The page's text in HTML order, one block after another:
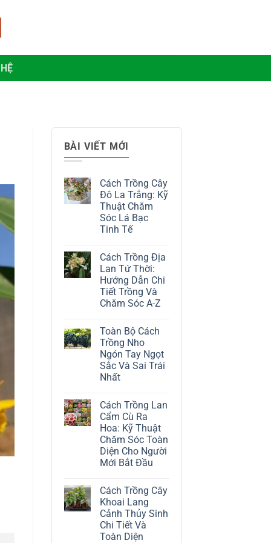
BÀI VIẾT MỚI
Cách Trồng Cây
Đô La Trắng: Kỹ
Thuật Chăm
Sóc Lá Bạc
Tinh Tế
bình
luận
ở
Cách
Trồng
Cây
Đô
Kỹ
Thuật
Chăm
Sóc
Lá
Bạc
Tinh
Cách Trồng Địa
Lan Tứ Thời:
Hướng Dẫn Chi
Tiết Trồng Và
Chăm Sóc A-Z
bình
luận
Cách
Trồng
Địa
Lan
Hướng
Dẫn
Chi
Tiết
Trồng
Và
Chăm
Sóc
A-
Toàn Bộ Cách
Trồng Nho
Ngón Tay Ngọt
Sắc Và Sai Trái
Nhất
bình
luận
ở
Toàn
Bộ
Cách
Trồng
Nho
Ngón
Sắc
Và
Sai
Trái
Nhất
Cách Trồng Lan
Cẩm Cù Ra
Hoa: Kỹ Thuật
Chăm Sóc Toàn
Diện Cho Người
Mới Bắt Đầu
bình
luận
ở
Cách
Trồng
Lan
Cẩm
Cách Trồng Cây
Khoai Lang
Cảnh Thủy Sinh
Chi Tiết Và
Toàn Diện